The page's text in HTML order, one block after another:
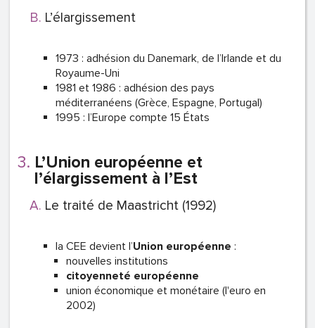
L’élargissement
1973 : adhésion du Danemark, de l’Irlande et du
Royaume-Uni
1981 et 1986 : adhésion des pays
méditerranéens (Grèce, Espagne, Portugal)
1995 : l’Europe compte 15 États
L’Union européenne et
l’élargissement à l’Est
Le traité de Maastricht (1992)
la CEE devient l’Union européenne :
nouvelles institutions
citoyenneté européenne
union économique et monétaire (l'euro en
2002)